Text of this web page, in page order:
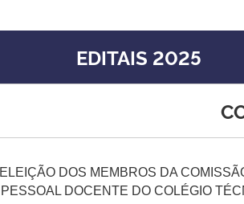
EDITAIS 2025
ELEIÇÃO DOS MEMBROS DA
PESSOAL DOCENTE DO COLÉGIO